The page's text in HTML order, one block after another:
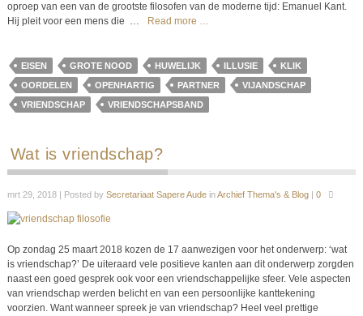
oproep van een van de grootste filosofen van de moderne tijd: Emanuel Kant.
Hij pleit voor een mens die … Read more …
EISEN GROTE NOOD HUWELIJK ILLUSIE
KLIK
OORDELEN
OPENHARTIG PARTNER
VIJANDSCHAP
VRIENDSCHAP
VRIENDSCHAPSBAND
Wat is vriendschap?
mrt 29, 2018 | Posted by Secretariaat Sapere AudeinArchief Thema's & Blog| 0
Op zondag 25 maart 2018 kozen de 17 aanwezigen voor het onderwerp: ‘wat
is vriendschap?’ De uiteraard vele positieve kanten aan dit onderwerp zorgden
naast een goed gesprek ook voor een vriendschappelijke sfeer. Vele aspecten
van vriendschap werden belicht en van een persoonlijke kanttekening
voorzien. Want wanneer spreek je van vriendschap? Heel veel prettige